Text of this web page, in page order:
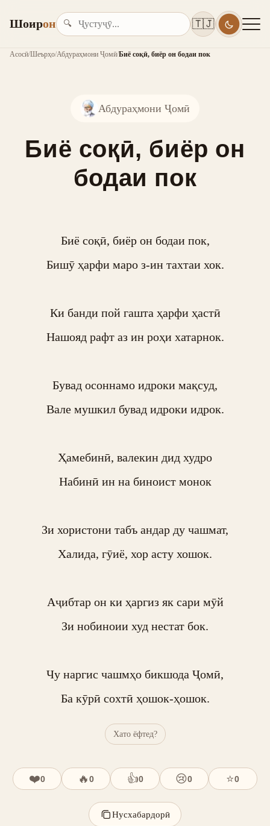
Шоирон 🔍 🇹🇯
Асосӣ/Шеърҳо/Абдураҳмони Ҷомӣ/Биё соқӣ, биёр он бодаи пок
Абдураҳмони Ҷомӣ
Биё соқӣ, биёр он
бодаи пок
Биё соқӣ, биёр он бодаи пок,
Бишӯ ҳарфи маро з-ин тахтаи хок.
Ки банди пой гашта ҳарфи ҳастӣ
Нашояд рафт аз ин роҳи хатарнок.
Бувад осоннамо идроки мақсуд,
Вале мушкил бувад идроки идрок.
Ҳамебинӣ, валекин дид худро
Набинӣ ин на биноист монок
Зи хористони табъ андар ду чашмат,
Халида, гӯиё, хор асту хошок.
Аҷибтар он ки ҳаргиз як сари мӯй
Зи нобиноии худ нестат бок.
Чу наргис чашмҳо бикшода Ҷомӣ,
Ба кӯрӣ сохтӣ ҳошок-ҳошок.
Хато ёфтед?
❤️0 🔥0 👍0 😢0 ⭐0
Нусхабардорӣ